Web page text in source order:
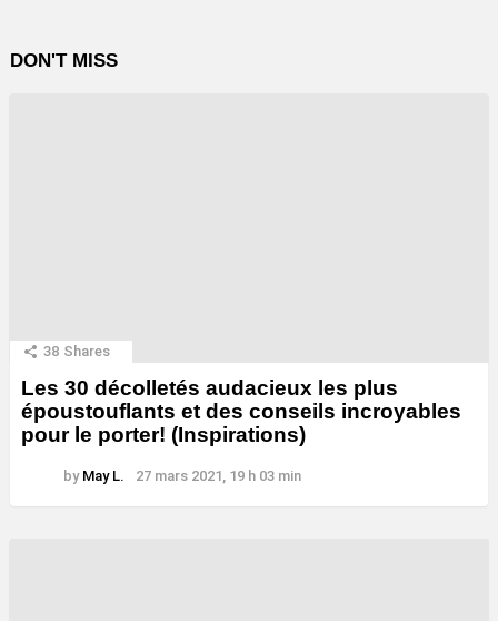
DON'T MISS
38 Shares
Les 30 décolletés audacieux les plus
époustouflants et des conseils incroyables
pour le porter! (Inspirations)
by May L. 27 mars 2021, 19 h 03 min